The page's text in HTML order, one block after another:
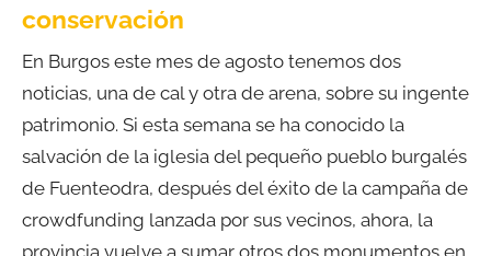
conservación
En Burgos este mes de agosto tenemos dos
noticias, una de cal y otra de arena, sobre su ingente
patrimonio. Si esta semana se ha conocido la
salvación de la iglesia del pequeño pueblo burgalés
de Fuenteodra, después del éxito de la campaña de
crowdfunding lanzada por sus vecinos, ahora, la